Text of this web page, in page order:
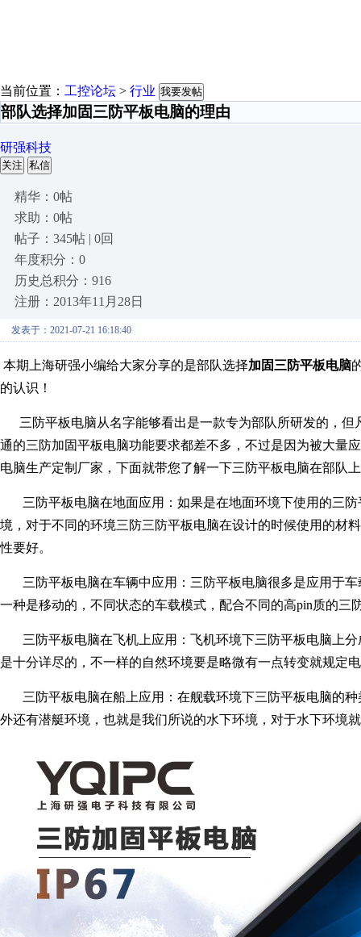
当前位置： 工控论坛 > 行业 我要发帖
部队选择加固三防平板电脑的理由
研强科技
关注 私信
精华：0帖
求助：0帖
帖子：345帖 | 0回
年度积分：0
历史总积分：916
注册：2013年11月28日
发表于：2021-07-21 16:18:40
本期上海研强小编给大家分享的是部队选择加固三防平板电脑
的认识！
三防平板电脑从名字能够看出是一款专为部队所研发的，但
通的三防加固平板电脑功能要求都差不多，不过是因为被大量
电脑生产定制厂家，下面就带您了解一下三防平板电脑在部队
三防平板电脑在地面应用：如果是在地面环境下使用的三防
境，对于不同的环境三防三防平板电脑在设计的时候使用的材
性要好。
三防平板电脑在车辆中应用：三防平板电脑很多是应用于车
一种是移动的，不同状态的车载模式，配合不同的高pin质的三
三防平板电脑在飞机上应用：飞机环境下三防平板电脑上分
是十分详尽的，不一样的自然环境要是略微有一点转变就规定
三防平板电脑在船上应用：在舰载环境下三防平板电脑的种
外还有潜艇环境，也就是我们所说的水下环境，对于水下环境